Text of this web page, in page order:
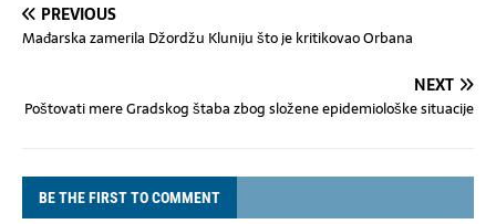
PREVIOUS
Mađarska zamerila Džordžu Kluniju što je kritikovao Orbana
NEXT
Poštovati mere Gradskog štaba zbog složene epidemiološke situacije
BE THE FIRST TO COMMENT